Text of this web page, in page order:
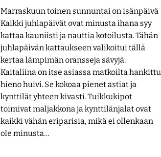
Marraskuun toinen sunnuntai on isänpäivä
Kaikki juhlapäivät ovat minusta ihana syy
kattaa kauniisti ja nauttia kotoilusta. Tähän
juhlapäivän kattaukseen valikoitui tällä
kertaa lämpimän oransseja sävyjä.
Kaitaliina on itse asiassa matkoilta hankittu
hieno huivi. Se kokoaa pienet astiat ja
kynttilät yhteen kivasti. Tuikkukipot
toimivat maljakkona ja kynttilänjalat ovat
kaikki vähän eriparisia, mikä ei ollenkaan
ole minusta…